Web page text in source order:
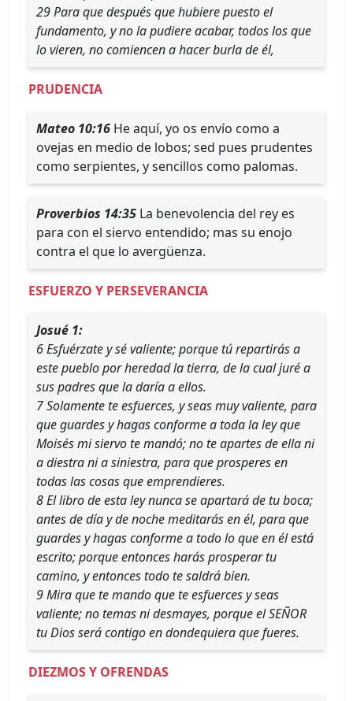
29 Para que después que hubiere puesto el
fundamento, y no la pudiere acabar, todos los que
lo vieren, no comiencen a hacer burla de él,
PRUDENCIA
Mateo 10:16 He aquí, yo os envío como a
ovejas en medio de lobos; sed pues prudentes
como serpientes, y sencillos como palomas.
Proverbios 14:35 La benevolencia del rey es
para con el siervo entendido; mas su enojo
contra el que lo avergüenza.
ESFUERZO Y PERSEVERANCIA
Josué 1:
6 Esfuérzate y sé valiente; porque tú repartirás a
este pueblo por heredad la tierra, de la cual juré a
sus padres que la daría a ellos.
7 Solamente te esfuerces, y seas muy valiente, para
que guardes y hagas conforme a toda la ley que
Moisés mi siervo te mandó; no te apartes de ella ni
a diestra ni a siniestra, para que prosperes en
todas las cosas que emprendieres.
8 El libro de esta ley nunca se apartará de tu boca;
antes de día y de noche meditarás en él, para que
guardes y hagas conforme a todo lo que en él está
escrito; porque entonces harás prosperar tu
camino, y entonces todo te saldrá bien.
9 Mira que te mando que te esfuerces y seas
valiente; no temas ni desmayes, porque el SEÑOR
tu Dios será contigo en dondequiera que fueres.
DIEZMOS Y OFRENDAS